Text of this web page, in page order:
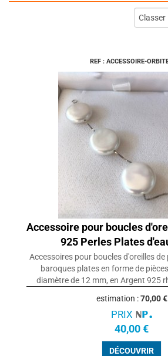
REF : ACCESSOIRE-
Accessoire pour boucles
925 Perles Plates
Accessoires pour boucles d'oreilles de
baroques plates en forme de
diamètre de 12 mm, en Argent 925
estimation :70,00 €
PRIX
40,00 €
DÉCOUVRIR